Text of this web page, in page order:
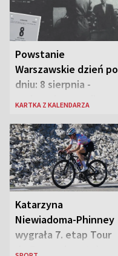
Powstanie
Warszawskie dzień po
dniu: 8 sierpnia -
rozbrzmiewa radio
„Antka Rozpylacza”
KARTKA Z KALENDARZA
Katarzyna
Niewiadoma-Phinney
wygrała 7. etap Tour
de France i została